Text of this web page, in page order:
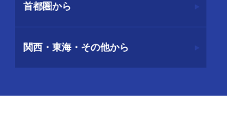
首都圏から
関西・東海・その他から